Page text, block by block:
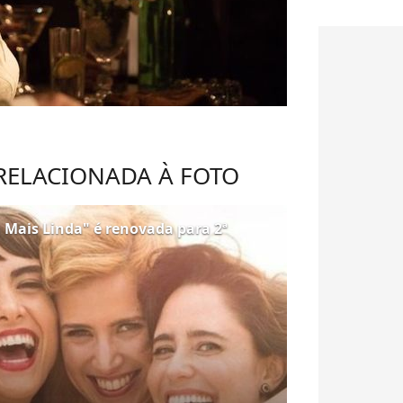
À FOTO
Linda" é renovada para 2ª